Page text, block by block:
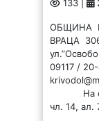
На
чл. 14, ал.
в